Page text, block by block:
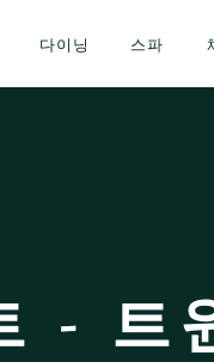
다이닝 스파
- 트